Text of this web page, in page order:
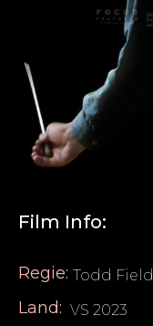
Film Info:
Regie: Todd Field
Land: VS 2023